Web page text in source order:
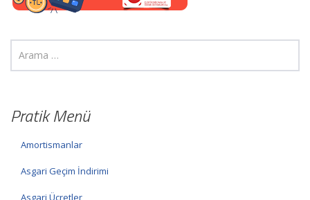
Pratik Menü
Amortismanlar
Asgari Geçim İndirimi
Asgari Ücretler